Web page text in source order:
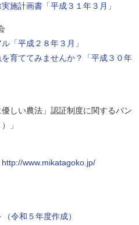
施計画書「平成３１年３月」
「平成２８年３月」
育ててみませんか？「平成３０年
しい農法」認証制度に関するパン
」
http://www.mikatagoko.jp/
令和５年度作成）